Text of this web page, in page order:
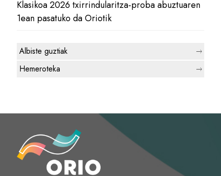
Klasikoa 2026 txirrindularitza-proba abuztuaren
1ean pasatuko da Oriotik
Albiste guztiak
Hemeroteka